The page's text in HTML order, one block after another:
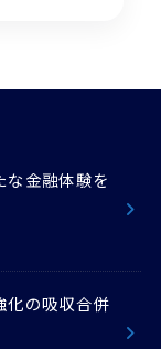
な金融体験を
化の吸収合併